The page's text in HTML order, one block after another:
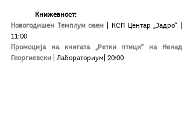
Книжевност:
Новогодишен Темплум саем
| КСП Центар „Јадро“ |
11:00
Промоција на книгата „Ретки птици“ на Ненад
Георгиевски
| Лабораториум| 20:00